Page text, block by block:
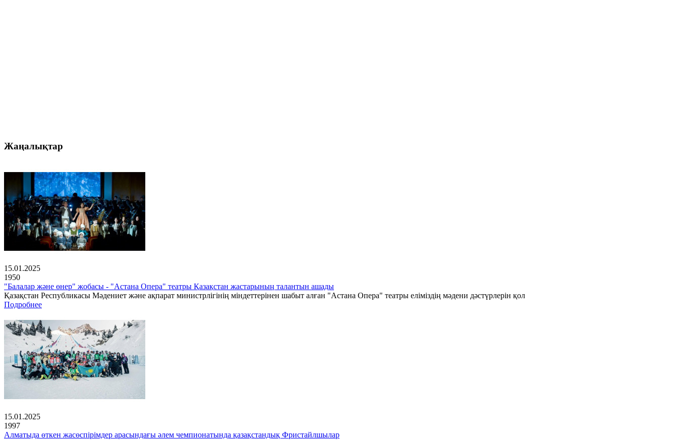
Жаңалықтар
15.01.2025
1950
"Балалар және өнер" жобасы - "Астана Опера" театры Қазақстан жастарының талантын ашады
Қазақстан Республикасы Мәдениет және ақпарат министрлігінің міндеттерінен шабыт алған "Астана Опера" театры еліміздің мәдени дәстүрлерін қол
Подробнее
15.01.2025
1997
Алматыда өткен жасөспірімдер арасындағы әлем чемпионатында қазақстандық Фристайлшылар